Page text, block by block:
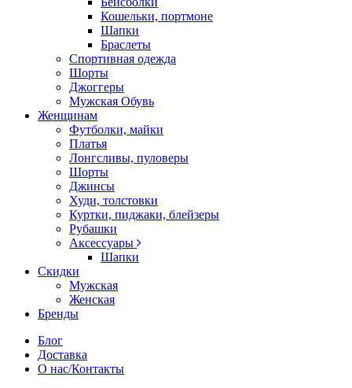
Кошельки, портмоне
Шапки
Браслеты
Спортивная одежда
Шорты
Джоггеры
Мужская Обувь
Женщинам
Футболки, майки
Платья
Лонгсливы, пуловеры
Шорты
Джинсы
Худи, толстовки
Куртки, пиджаки, блейзеры
Рубашки
Аксессуары
Шапки
Скидки
Мужская
Женская
Бренды
Блог
Доставка
О нас/Контакты